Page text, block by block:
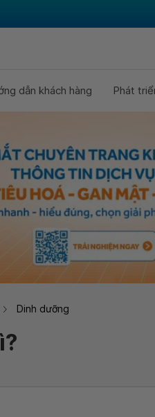
dẫn khách hàng Phát
Dinh dưỡng